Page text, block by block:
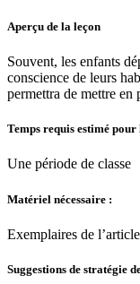
Aperçu de la leçon
Souvent, les enfants
conscience de leurs
permettra de mettre en
Temps requis estimé
Une période de classe
Matériel nécessaire :
Exemplaires de
Suggestions de stratégie